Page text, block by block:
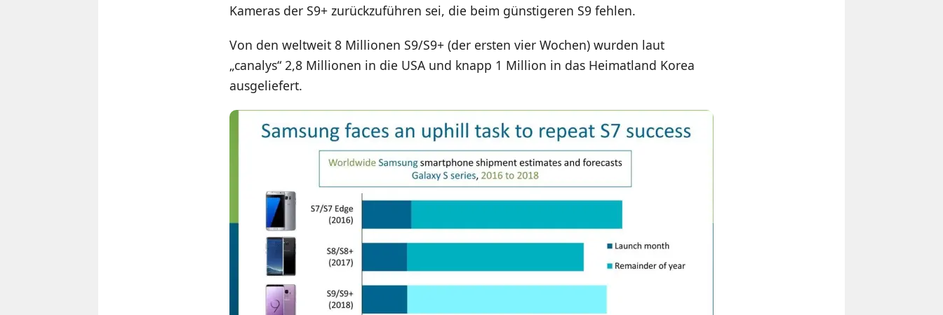
Kameras der S9+ zurückzuführen sei, die beim günstigeren S9 fehlen.
Von den weltweit 8 Millionen S9/S9+ (der ersten vier Wochen) wurden laut
„canalys“ 2,8 Millionen in die USA und knapp 1 Million in das Heimatland Korea
ausgeliefert.